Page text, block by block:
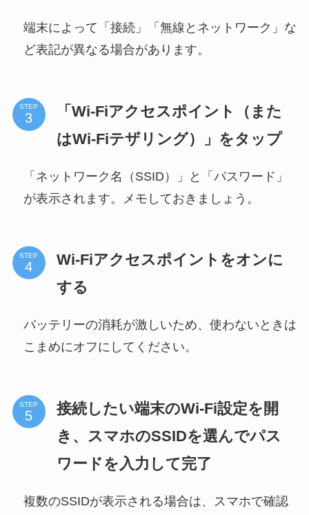
端末によって「接続」「無線とネットワーク」な
ど表記が異なる場合があります。
STEP
「Wi-Fiアクセスポイント（また
はWi-Fiテザリング）」をタップ
「ネットワーク名（SSID）」と「パスワード」
が表示されます。メモしておきましょう。
STEP
Wi-Fiアクセスポイントをオンに
する
バッテリーの消耗が激しいため、使わないときは
こまめにオフにしてください。
STEP
接続したい端末のWi-Fi設定を開
き、スマホのSSIDを選んでパス
ワードを入力して完了
複数のSSIDが表示される場合は、スマホで確認